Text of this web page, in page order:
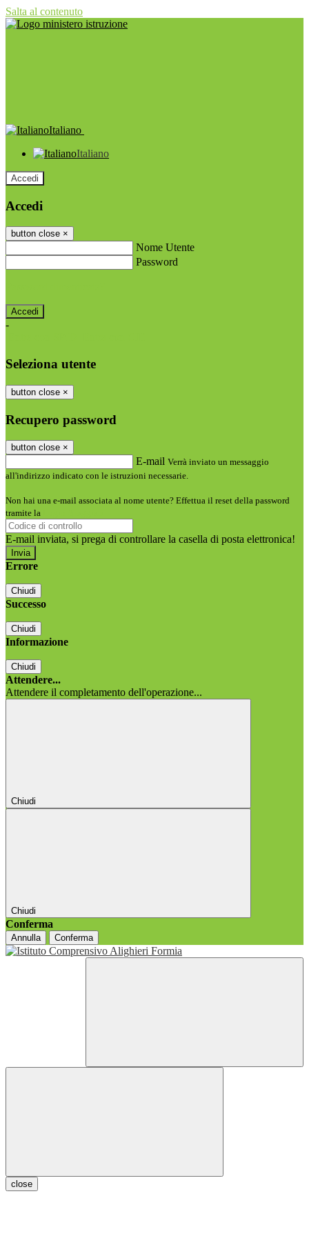
Salta al contenuto
Italiano
Italiano
Accedi
Accedi
button close ×
Nome Utente
Password
-
Seleziona utente
button close ×
Recupero password
button close ×
E-mail Verrà inviato un messaggio
all'indirizzo indicato con le istruzioni necessarie.
Non hai una e-mail associata al nome utente? Effettua il reset della password
tramite la
E-mail inviata, si prega di controllare la casella di posta elettronica!
Errore
Chiudi
Successo
Chiudi
Informazione
Chiudi
Attendere...
Attendere il completamento dell'operazione...
Chiudi
Chiudi
Conferma
Annulla Conferma
close